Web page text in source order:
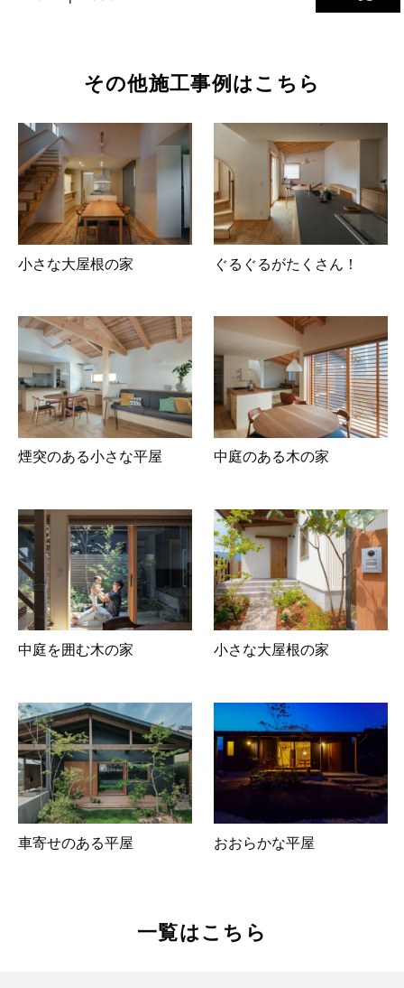
その他施工事例はこちら
小さな大屋根の家 ぐるぐるがたくさん！
煙突のある小さな平屋 中庭のある木の家
中庭を囲む木の家 小さな大屋根の家
車寄せのある平屋 おおらかな平屋
一覧はこちら